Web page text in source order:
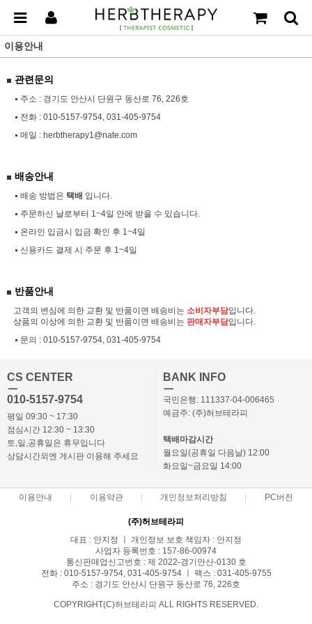
이용안내
관련문의
주소 : 경기도 안산시 단원구 동산로 76, 226호
전화 : 010-5157-9754, 031-405-9754
메일 : herbtherapy1@nate.com
배송안내
배송 방법은 택배 입니다.
주문하신 날로부터 1~4일 안에 받을 수 있습니다.
온라인 입금시 입금 확인 후 1~4일
신용카드 결제 시 주문 후 1~4일
반품안내
고객의 변심에 의한 교환 및 반품이면 배송비는 소비자부담입니다.
상품의 이상에 의한 교환 및 반품이면 배송비는 판매자부담입니다.
문의 : 010-5157-9754, 031-405-9754
CS CENTER
ㅡ
010-5157-9754
평일 09:30 ~ 17:30
점심시간 12:30 ~ 13:30
토,일,공휴일은 휴무입니다
상담시간외엔 게시판 이용해 주세요
BANK INFO
ㅡ
국민은행: 111337-04-006465
예금주: (주)허브테라피
택배마감시간
월요일(공휴일 다음날) 12:00
화요일~금요일 14:00
이용안내 이용약관 개인정보처리방침 PC버전
(주)허브테라피
대표 : 안지정 ㅣ 개인정보 보호 책임자 : 안지정
사업자 등록번호 : 157-86-00974
통신판매업신고번호 : 제 2022-경기안산-0130 호
전화 : 010-5157-9754, 031-405-9754 ㅣ 팩스 : 031-405-9755
주소 : 경기도 안산시 단원구 동산로 76, 226호
COPYRIGHT(C)허브테라피 ALL RIGHTS RESERVED.